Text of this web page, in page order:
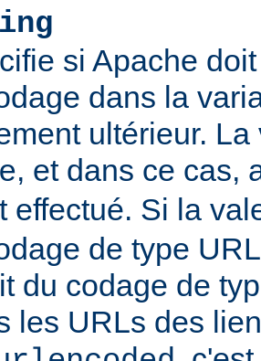
si Apache
dans la
ultérieur.
, et dans ce cas,
effectué. Si la
de type
du codage de
les URLs des